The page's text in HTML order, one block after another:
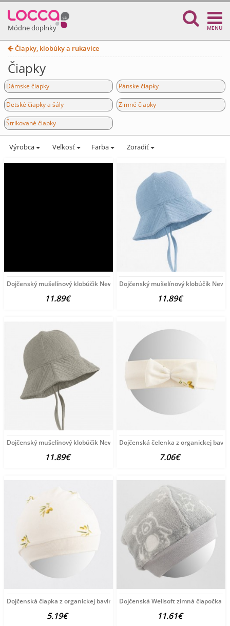
Módne doplnky MENU
Čiapky, klobúky a rukavice
Čiapky
Dámske čiapky Pánske čiapky
Detské čiapky a šály Zimné čiapky
Štrikované čiapky
Výrobca Veľkosť Farba Zoradiť
Dojčenský mušelínový klobúčik New Baby pink ružová
11.89€
Dojčenský mušelínový klobúčik New
11.89€
Dojčenský mušelínový klobúčik New Baby linen podľa
11.89€
Dojčenská čelenka z organickej
7.06€
Dojčenská čiapka z organickej bavlny New Baby Olivy béžová
5.19€
Dojčenská Wellsoft zimná čiapočka
11.61€